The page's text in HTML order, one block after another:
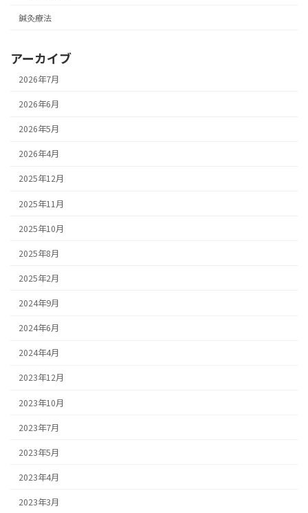
鍼灸療法
アーカイブ
2026年7月
2026年6月
2026年5月
2026年4月
2025年12月
2025年11月
2025年10月
2025年8月
2025年2月
2024年9月
2024年6月
2024年4月
2023年12月
2023年10月
2023年7月
2023年5月
2023年4月
2023年3月